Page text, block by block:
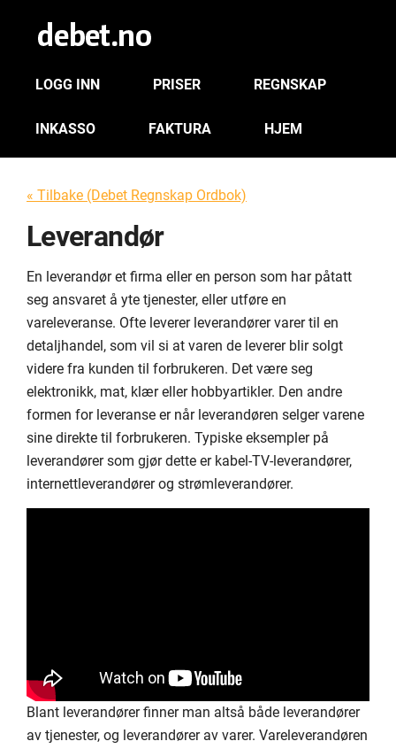
LOGG INN PRISER REGNSKAP
INKASSO FAKTURA HJEM
« Tilbake (Debet Regnskap Ordbok)
Leverandør
En leverandør et firma eller en person som har påtatt
seg ansvaret å yte tjenester, eller utføre en
vareleveranse. Ofte leverer leverandører varer til en
detaljhandel, som vil si at varen de leverer blir solgt
videre fra kunden til forbrukeren. Det være seg
elektronikk, mat, klær eller hobbyartikler. Den andre
formen for leveranse er når leverandøren selger varene
sine direkte til forbrukeren. Typiske eksempler på
leverandører som gjør dette er kabel-TV-leverandører,
internettleverandører og strømleverandører.
Blant leverandører finner man altså både leverandører
av tjenester, og leverandører av varer. Vareleverandøren